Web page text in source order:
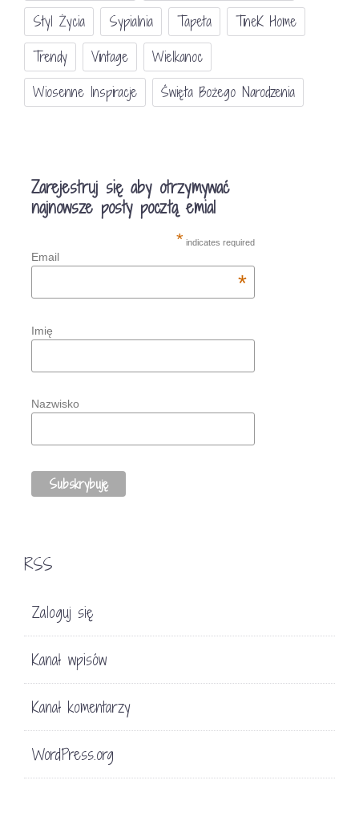
Styl Życia
Sypialnia Tapeta
TineK Home
Trendy
Vintage
Wielkanoc
Wiosenne Inspiracje
Święta Bożego Narodzenia
Zarejestruj się aby otrzymywać
najnowsze posty pocztą emial
* indicates required
Email
*
Imię
Nazwisko
RSS
Zaloguj się
Kanał wpisów
Kanał komentarzy
WordPress.org